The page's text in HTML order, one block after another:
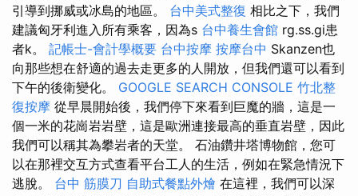
引導到挪威或冰島的地區。 台中美式整復 相比之下，我們
建議匈牙利進入所有乘客，因為s 台中養生會館 rg.ss.gi患
者k。 記帳士-會計學概要 台中按摩 按摩台中 Skanzen也
向那些想在舒適的過去走更多的人開放，但我們還可以看到
下午的後衛變化。 GOOGLE SEARCH CONSOLE 竹北整
復按摩 從早晨開始後，我們停下來看到巨魔的牆，這是一
個一米的花崗岩岩壁，這是歐洲連接最高的垂直岩壁，因此
我們可以稱其為攀岩者的天堂。 石油鑽井塔博物館，您可
以在那裡交互方式查看平台工人的生活，例如在緊急情況下
逃脫。 台中 筋膜刀 自助式餐點外燴 在這裡，我們可以深